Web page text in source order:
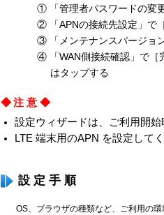
① 「管理者パスワードの変
② 「APNの接続先設定」で
③ 「メンテナンスバージョ
④ 「WAN側接続確認」で［
はタップする
◆注意◆
設定ウィザードは、ご利用開
LTE 端末用のAPN を設定してく
設定手順
OS、ブラウザの種類など、ご利用の